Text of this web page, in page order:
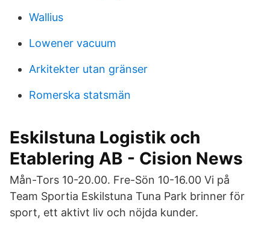
Wallius
Lowener vacuum
Arkitekter utan gränser
Romerska statsmän
Eskilstuna Logistik och
Etablering AB - Cision News
Mån-Tors 10-20.00. Fre-Sön 10-16.00 Vi på
Team Sportia Eskilstuna Tuna Park brinner för
sport, ett aktivt liv och nöjda kunder.